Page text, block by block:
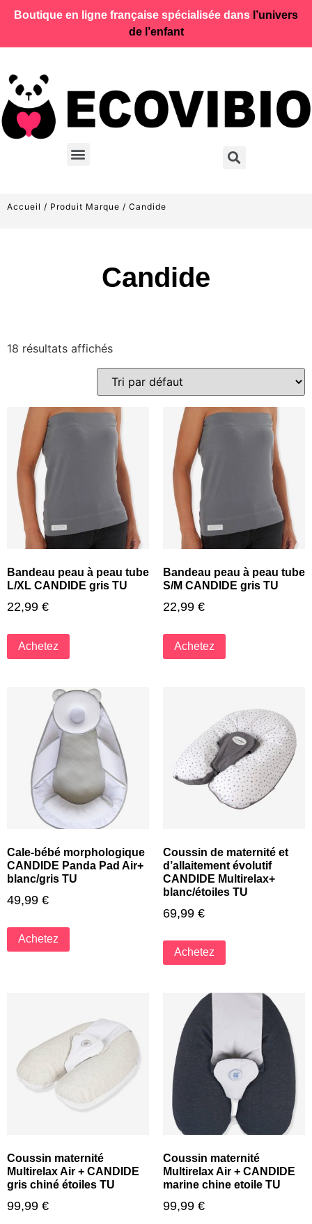
Boutique en ligne française spécialisée dans l’univers
de l’enfant
Accueil / Produit Marque / Candide
Candide
18 résultats affichés
Bandeau peau à peau tube
L/XL CANDIDE gris TU
22,99 €
Achetez
Bandeau peau à peau tube
S/M CANDIDE gris TU
22,99 €
Achetez
Cale-bébé morphologique
CANDIDE Panda Pad Air+
blanc/gris TU
49,99 €
Achetez
Coussin de maternité et
d’allaitement évolutif
CANDIDE Multirelax+
blanc/étoiles TU
69,99 €
Achetez
Coussin maternité
Multirelax Air + CANDIDE
gris chiné étoiles TU
99,99 €
Coussin maternité
Multirelax Air + CANDIDE
marine chine etoile TU
99,99 €